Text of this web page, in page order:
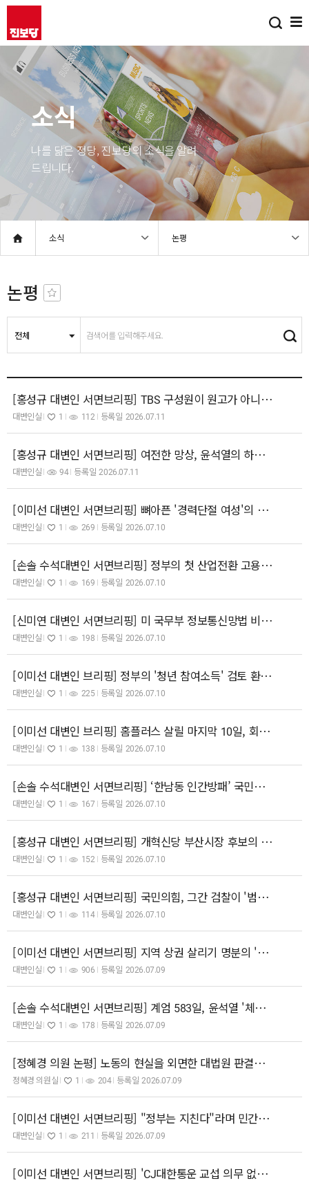
소식
나를 닮은 정당, 진보당의 소식을 알려
드립니다.
소식 논평
논평
[홍성규 대변인 서면브리핑] TBS 구성원이 원고가 아니라는 법원의 판결을 규탄한다! 36년 공영방송 회복이 바로 내란청산!
대변인실 1 112 등록일 2026.07.11
[홍성규 대변인 서면브리핑] 여전한 망상, 윤석열의 하이브리드전! 대한민국과 끝까지 싸워보겠다는 자들! 그 추종세력까지 엄히 단죄해야!
대변인실 94 등록일 2026.07.11
​[이미선 대변인 서면브리핑] 뼈아픈 '경력단절 여성'의 현실… 강력한 조치로 지속 가능한 '일·생활 균형' 사회 만들어야
대변인실 1 269 등록일 2026.07.10
[손솔 수석대변인 서면브리핑] 정부의 첫 산업전환 고용안정 기본계획, '노동중심' 전환의 이정표 돼야
대변인실 1 169 등록일 2026.07.10
​[신미연 대변인 서면브리핑] 미 국무부 정보통신망법 비난 성명, 결국 미국 기업 이익 지키기입니다.
대변인실 1 198 등록일 2026.07.10
[이미선 대변인 브리핑] 정부의 '청년 참여소득' 검토 환영… '쉬었음' 청년의 희망의 사다리 되길
대변인실 1 225 등록일 2026.07.10
[이미선 대변인 브리핑] 홈플러스 살릴 마지막 10일, 회생 자금 2,000억 원 즉각 조달하라!
대변인실 1 138 등록일 2026.07.10
[손솔 수석대변인 서면브리핑] ‘한남동 인간방패’ 국민의힘 45명 의원, 즉각 사죄하고 법의 심판을 받으라.
대변인실 1 167 등록일 2026.07.10
[홍성규 대변인 서면브리핑] 개혁신당 부산시장 후보의 구속! 참담범죄 시인하고도 완주했다니! 이준석, 정말 몰랐나?
대변인실 1 152 등록일 2026.07.10
[홍성규 대변인 서면브리핑] 국민의힘, 그간 검찰이 '범죄자 편에 섰을' 땐 왜 가만 있었나! 제대로 된 검경개혁의 시간이어야!
대변인실 1 114 등록일 2026.07.10
[이미선 대변인 서면브리핑] 지역 상권 살리기 명분의 '지역화폐 노동자 임금 지급'은 잘못된 해법, 해당 법안 즉각 철회하라
대변인실 1 906 등록일 2026.07.09
[손솔 수석대변인 서면브리핑] 계엄 583일, 윤석열 '체포방해' 징역 7년 확정! 이제 공범들 차례다
대변인실 1 178 등록일 2026.07.09
[정혜경 의원 논평] 노동의 현실을 외면한 대법원 판결을 유감스럽게 생각한다.
정혜경 의원실 1 204 등록일 2026.07.09
[이미선 대변인 서면브리핑] "정부는 지친다"라며 민간에 책임 떠넘기는 저출산위 부위원장, 인구정책 컨트롤타워 수장 자격 있는가
대변인실 1 211 등록일 2026.07.09
[이미선 대변인 서면브리핑] 'CJ대한통운 교섭 의무 없다'는 대법원의 시대착오적 판결 규탄한다! 원청교섭 시대는 되돌릴 수 없다.